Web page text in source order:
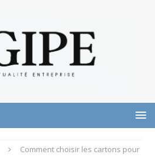
Comment choisir les cartons pour